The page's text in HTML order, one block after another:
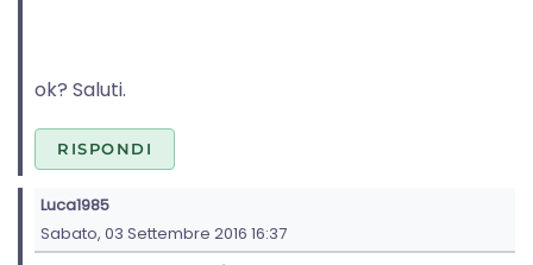
ok? Saluti.
RISPONDI
Luca1985
Sabato, 03 Settembre 2016 16:37